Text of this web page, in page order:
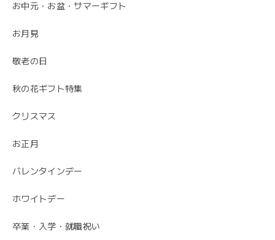
お中元・お盆・サマーギフト
お月見
敬老の日
秋の花ギフト特集
クリスマス
お正月
バレンタインデー
ホワイトデー
卒業・入学・就職祝い